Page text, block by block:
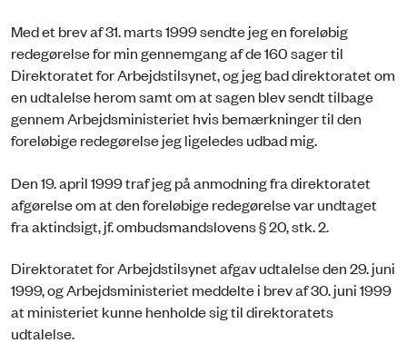
Med et brev af 31. marts 1999 sendte jeg en foreløbig
redegørelse for min gennemgang af de 160 sager til
Direktoratet for Arbejdstilsynet, og jeg bad direktoratet om
en udtalelse herom samt om at sagen blev sendt tilbage
gennem Arbejdsministeriet hvis bemærkninger til den
foreløbige redegørelse jeg ligeledes udbad mig.
Den 19. april 1999 traf jeg på anmodning fra direktoratet
afgørelse om at den foreløbige redegørelse var undtaget
fra aktindsigt, jf. ombudsmandslovens § 20, stk. 2.
Direktoratet for Arbejdstilsynet afgav udtalelse den 29. juni
1999, og Arbejdsministeriet meddelte i brev af 30. juni 1999
at ministeriet kunne henholde sig til direktoratets
udtalelse.